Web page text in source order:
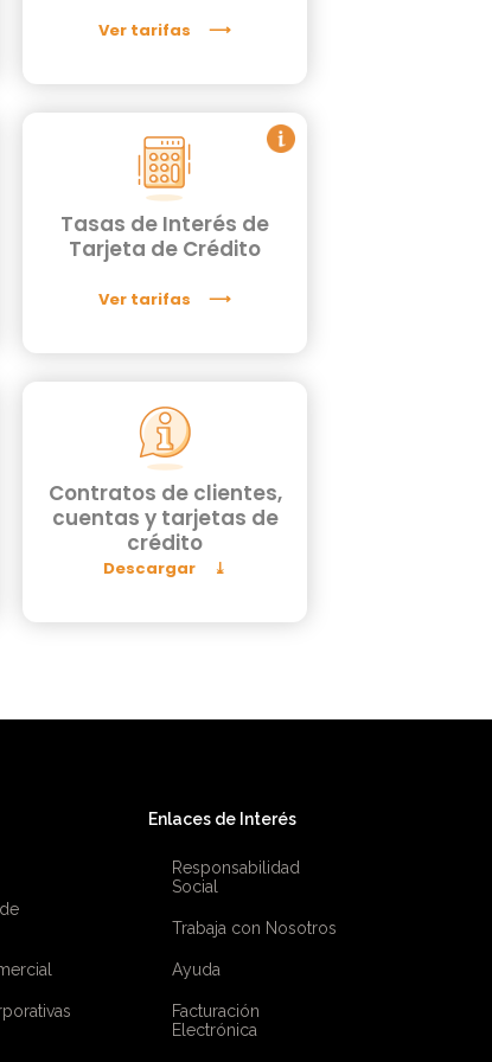
Ver tarifas
Tasas de Interés de
Tarjeta de Crédito
Ver tarifas
Contratos de clientes,
cuentas y tarjetas de
crédito
Descargar
Enlaces de Interés
Responsabilidad
Social
Trabaja con Nosotros
Ayuda
Facturación
Electrónica